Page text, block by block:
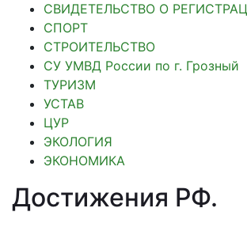
СВИДЕТЕЛЬСТВО О
СПОРТ
СТРОИТЕЛЬСТВО
СУ УМВД России по г. Грозный
ТУРИЗМ
УСТАВ
ЦУР
ЭКОЛОГИЯ
ЭКОНОМИКА
Достижения РФ.